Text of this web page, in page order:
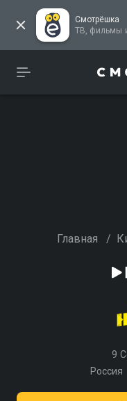
Смотрёшка
Главная /
9
Россия